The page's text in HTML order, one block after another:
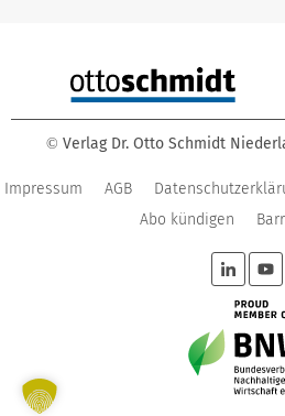
© Verlag Dr. Otto Schmidt
Impressum AGB
Abo kündigen